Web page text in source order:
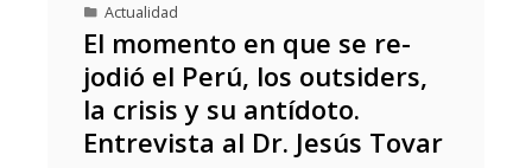
Actualidad
El momento en que se re-
jodió el Perú, los outsiders,
la crisis y su antídoto.
Entrevista al Dr. Jesús Tovar